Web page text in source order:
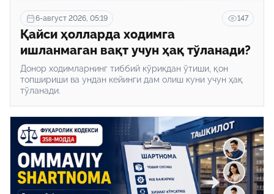
6-август 2026, 05:19 147
Қайси ҳолларда ходимга
ишланмаган вақт учун ҳақ тўланади?
Донор ходимларнинг тиббий кўрикдан ўтиши, қон
топшириши ва ундан кейинги дам олиш куни учун ҳақ
тўланади.